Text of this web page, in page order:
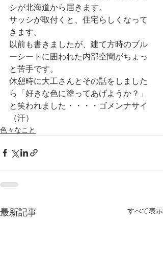
シが北海道から届きます。
サッシが取付くと、住宅らしくなって
きます。
以前も書きましたが、建て方時のブル
ーシートに囲われた内部空間がちょっ
と苦手です。
休憩時に大工さんとその話をしました
ら「好きな色に塗ってあげようか？」
と笑われました・・・・ゴメンナサイ
（汗）
色々なこと
最新記事 すべて表示